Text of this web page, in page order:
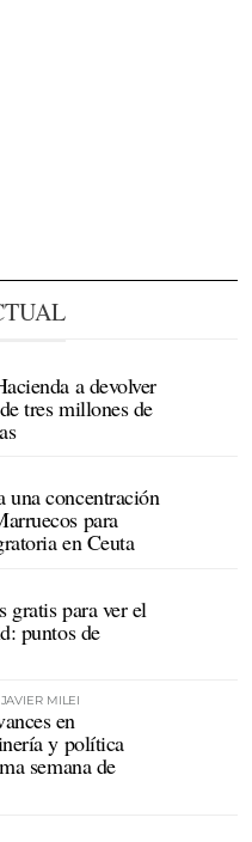
a devolver
tres millones de
una concentración
para
en Ceuta
gratis para ver el
puntos de
MILEI
en
y política
semana de